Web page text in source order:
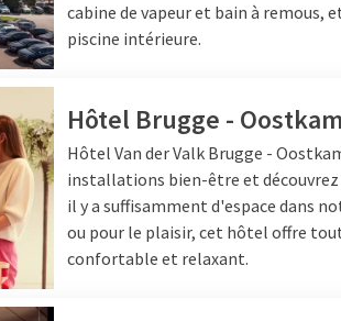
cabine de vapeur et bain à remous,
piscine intérieure.
Hôtel Brugge -
Hôtel Van der Valk Brugge -
installations bien-être et
il y a suffisamment d'espace dans
ou pour le plaisir, cet hôtel offre
confortable et relaxant.